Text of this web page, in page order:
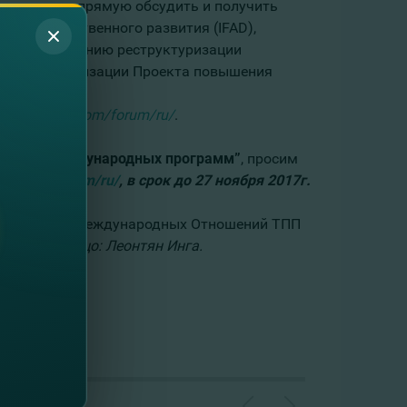
напрямую обсудить и получить
развития (IFAD),
реструктуризации
по реализации Проекта повышения
forum/ru/.
из международных программ”, просим
forum/ru/, в срок до 27 ноября 2017г.
Международных Отношений ТПП
лицо: Леонтян Инга.